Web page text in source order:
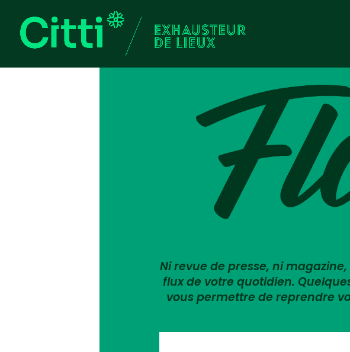
Ni revue de presse, ni
flux de votre quotidien.
vous permettre de reprendre